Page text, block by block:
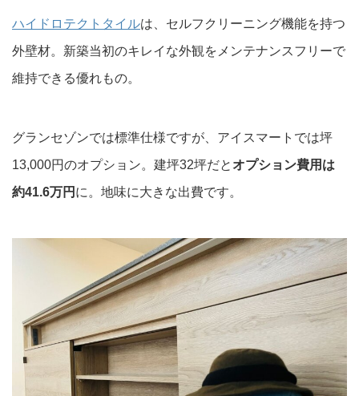
ハイドロテクトタイルは、セルフクリーニング機能を持つ
外壁材。新築当初のキレイな外観をメンテナンスフリーで
維持できる優れもの。
グランセゾンでは標準仕様ですが、アイスマートでは坪
13,000円のオプション。建坪32坪だと オプション費用は
約41.6万円 に。地味に大きな出費です。